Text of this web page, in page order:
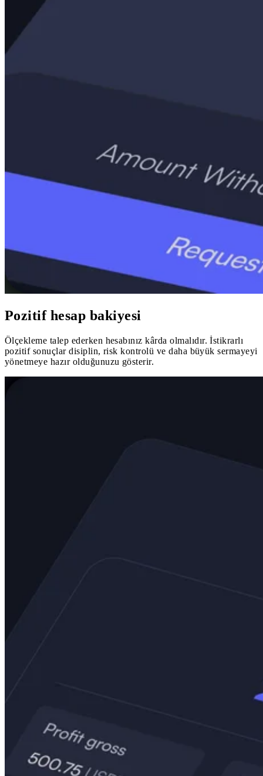
Pozitif hesap bakiyesi
Ölçekleme talep ederken hesabınız kârda olmalıdır. İstikrarlı
pozitif sonuçlar disiplin, risk kontrolü ve daha büyük sermayeyi
yönetmeye hazır olduğunuzu gösterir.